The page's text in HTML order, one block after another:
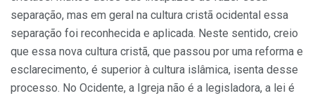
separação, mas em geral na cultura cristã ocidental essa
separação foi reconhecida e aplicada. Neste sentido, creio
que essa nova cultura cristã, que passou por uma reforma e
esclarecimento, é superior à cultura islâmica, isenta desse
processo. No Ocidente, a Igreja não é a legisladora, a lei é